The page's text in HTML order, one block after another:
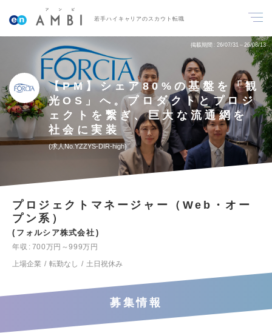
若手ハイキャリアのスカウト転職
掲載期間 26/07/31～26/08/13
【PM】シェア80%の基盤を「観
光OS」へ。プロダクトとプロジ
ェクトを繋ぎ、巨大な流通網を
社会に実装
求人No.YZZYS-DIR-high
プロジェクトマネージャー（Web・オー
プン系）
フォルシア株式会社
年収
700万円～999万円
上場企業
転勤なし 土日祝休み
募集情報